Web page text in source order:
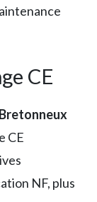
CE
CE
NF, plus